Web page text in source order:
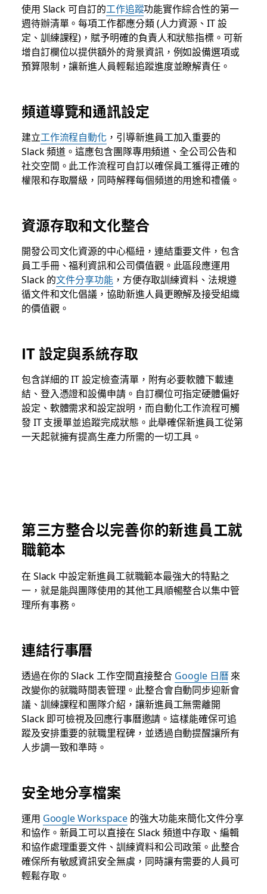
使用 Slack 可自訂的工作追蹤功能實作綜合性的第一
週待辦清單。每項工作都應分類 (人力資源、IT 設
定、訓練課程)，賦予明確的負責人和狀態指標。可新
增自訂欄位以提供額外的背景資訊，例如設備選項或
預算限制，讓新進人員輕鬆追蹤進度並瞭解責任。
頻道導覽和通訊設定
建立工作流程自動化 ，引導新進員工加入重要的
Slack 頻道。這應包含團隊專用頻道、全公司公告和
社交空間。此工作流程可自訂以確保員工獲得正確的
權限和存取層級，同時解釋每個頻道的用途和禮儀。
資源存取和文化整合
開發公司文化資源的中心樞紐，連結重要文件，包含
員工手冊、福利資訊和公司價值觀。此區段應運用
Slack 的文件分享功能 ，方便存取訓練資料、法規遵
循文件和文化倡議，協助新進人員更瞭解及接受組織
的價值觀。
IT 設定與系統存取
包含詳細的 IT 設定檢查清單，附有必要軟體下載連
結、登入憑證和設備申請。自訂欄位可指定硬體偏好
設定、軟體需求和設定說明，而自動化工作流程可觸
發 IT 支援單並追蹤完成狀態。此舉確保新進員工從第
一天起就擁有提高生產力所需的一切工具。
第三方整合以完善你的新進員工就
職範本
在 Slack 中設定新進員工就職範本最強大的特點之
一，就是能與團隊使用的其他工具順暢整合以集中管
理所有事務。
連結行事曆
透過在你的 Slack 工作空間直接整合 Google 日曆來
改變你的就職時間表管理。此整合會自動同步迎新會
議、訓練課程和團隊介紹，讓新進員工無需離開
Slack 即可檢視及回應行事曆邀請。這樣能確保可追
蹤及安排重要的就職里程碑，並透過自動提醒讓所有
人步調一致和準時。
安全地分享檔案
運用 Google Workspace 的強大功能來簡化文件分享
和協作。新員工可以直接在 Slack 頻道中存取、編輯
和協作處理重要文件、訓練資料和公司政策。此整合
確保所有敏感資訊安全無虞，同時讓有需要的人員可
輕鬆存取。